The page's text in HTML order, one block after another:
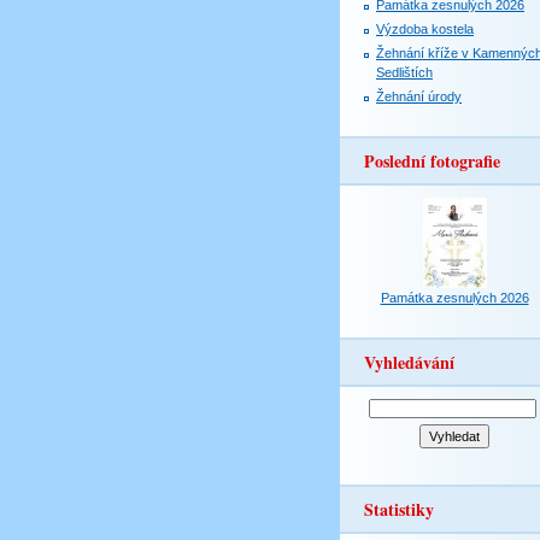
Památka zesnulých 2026
Výzdoba kostela
Žehnání kříže v
Sedlištích
Žehnání úrody
Poslední fotografie
Památka zesnulých 2026
Vyhledávání
Statistiky